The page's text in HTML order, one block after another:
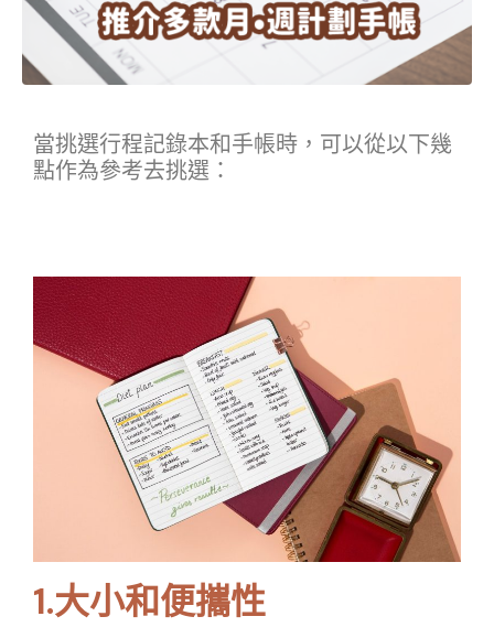
當挑選行程記錄本和手帳時，可以從以下幾
點作為參考去挑選：
1.大小和便攜性